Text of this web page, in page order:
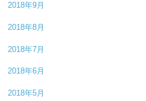
2018年9月
2018年8月
2018年7月
2018年6月
2018年5月